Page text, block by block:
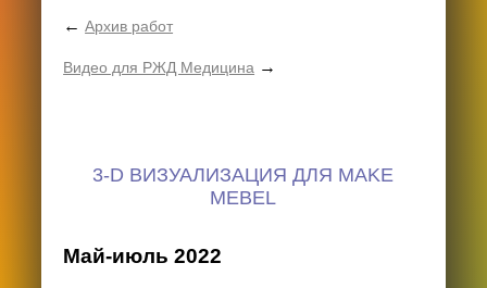
←Архив работ
Видео для РЖД Медицина →
3-D ВИЗУАЛИЗАЦИЯ ДЛЯ MAKE
MEBEL
Май-июль 2022